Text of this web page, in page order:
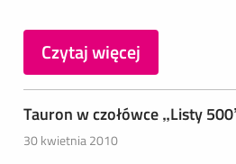
Czytaj więcej
Tauron w czołówce „Listy
30 kwietnia 2010